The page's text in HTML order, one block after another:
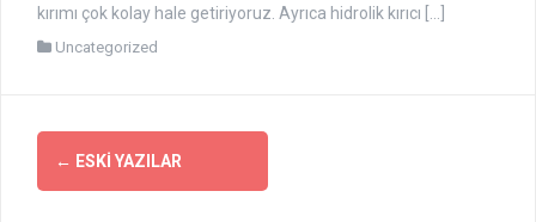
kırımı çok kolay hale getiriyoruz. Ayrıca hidrolik kırıcı […]
Uncategorized
Yazı
dolaşımı
← ESKI YAZILAR